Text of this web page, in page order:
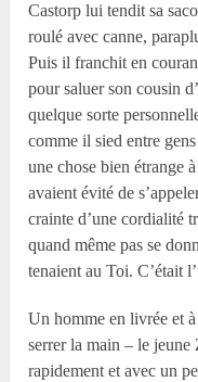
Castorp lui tendit sa
roulé avec canne,
Puis il franchit en
pour saluer son cousin
quelque sorte
comme il sied entre
une chose bien étrange
avaient évité de
crainte d’une cordialité
quand même pas se
tenaient au Toi. C’était
Un homme en livrée et
serrer la main – le
rapidement et avec un